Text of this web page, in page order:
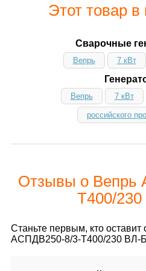
Этот товар в
Сварочные
Вепрь 7 кВт
Вепрь 7 кВт
российского
Отзывы о Вепрь
Т400/
Станьте первым, кто оставит
АСПДВ250-8/3-Т400/230 ВЛ-